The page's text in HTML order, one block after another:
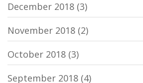
December 2018 (3)
November 2018 (2)
October 2018 (3)
September 2018 (4)